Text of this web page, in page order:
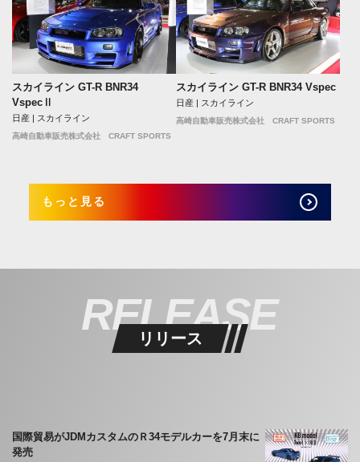
スカイライン GT-R BNR34
VspecⅡ
日産 | スカイライン
高崎自動車販売株式会社 CRAFT SPORTS
スカイライン GT-R BNR34 Vspec
日産 | スカイライン
高崎自動車販売株式会社 CRAFT SPORTS
もっと見る
RELEASE
リリース
国際貿易がJDMカスタムのＲ34モデルカーを7月末に
発売